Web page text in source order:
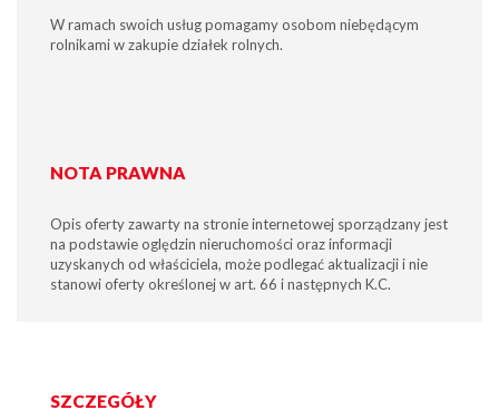
W ramach swoich usług pomagamy osobom niebędącym
rolnikami w zakupie działek rolnych.
NOTA PRAWNA
Opis oferty zawarty na stronie internetowej sporządzany jest
na podstawie oględzin nieruchomości oraz informacji
uzyskanych od właściciela, może podlegać aktualizacji i nie
stanowi oferty określonej w art. 66 i następnych K.C.
SZCZEGÓŁY